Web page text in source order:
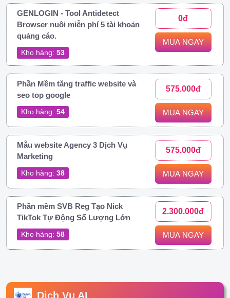
GENLOGIN - Tool Antidetect
Browser nuôi miễn phí 5 tài khoản
quảng cáo.
Kho hàng: 53
0đ
MUA NGAY
Phần Mềm tăng traffic website và
seo top google
Kho hàng: 54
575.000đ
MUA NGAY
Mẫu website Agency 3 Dịch Vụ
Marketing
Kho hàng: 38
575.000đ
MUA NGAY
Phần mềm SVB Reg Tạo Nick
TikTok Tự Động Số Lượng Lớn
Kho hàng: 58
2.300.000đ
MUA NGAY
Dịch Vụ AI